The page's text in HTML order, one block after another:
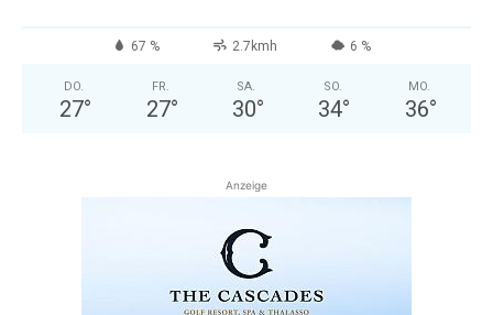
67 % 2.7kmh 6 %
DO.
27°
FR.
27°
SA.
30°
SO.
34°
MO.
36°
Anzeige